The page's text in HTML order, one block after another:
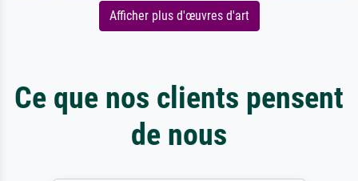
Afficher plus d'œuvres d'art
Ce que nos clients pensent
de nous